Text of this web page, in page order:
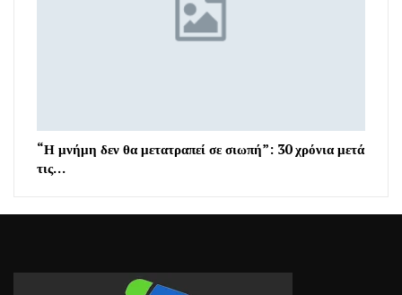
“Η μνήμη δεν θα μετατραπεί σε σιωπή”: 30 χρόνια μετά
τις…